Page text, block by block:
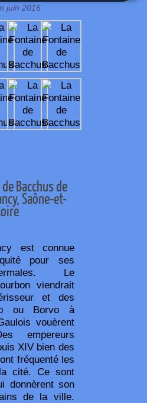
juin 2016
Bacchus de
Saône-et-
est connue
pour ses
Le
viendrait
et des
ou Borvo à
vouèrent
empereurs
XIV bien des
fréquenté les
cité. Ce sont
donnèrent son
de la ville.